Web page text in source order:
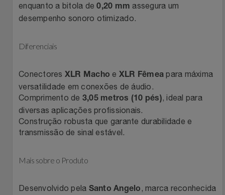
Óculos
Papelaria
Páscoa
Perfumaria
Perfume
Oster
Perfumes & Cosméticos
Ponto Frio
Portal Das Malas
Porto Brasil
enquanto a bitola de0,20 mm assegura um
desempenho sonoro otimizado.
Diferenciais
Conectores XLR Macho e XLR Fêmea para máxima
versatilidade em conexões de áudio.
Comprimento de 3,05 metros (10 pés) , ideal para
diversas aplicações profissionais.
Construção robusta que garante durabilidade e
transmissão de sinal estável.
Mais sobre o Produto
Desenvolvido pela Santo Angelo
, marca reconhecida